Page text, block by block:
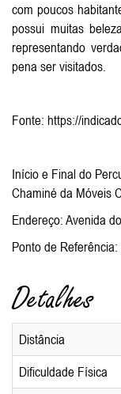
com poucos
possui muitas
representando
pena ser visitados.
Fonte: https://
Início e Final do
Chaminé da Móveis
Endereço: Avenida
Ponto de
Detalhes
Distância
Dificuldade Física